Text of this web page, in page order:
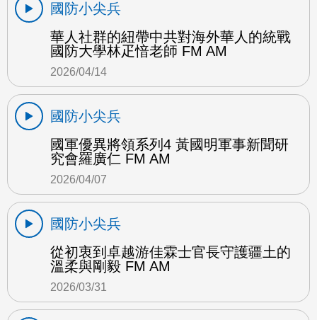
國防小尖兵
華人社群的紐帶中共對海外華人的統戰
國防大學林疋愔老師 FM AM
2026/04/14
國防小尖兵
國軍優異將領系列4 黃國明軍事新聞研
究會羅廣仁 FM AM
2026/04/07
國防小尖兵
從初衷到卓越游佳霖士官長守護疆土的
溫柔與剛毅 FM AM
2026/03/31